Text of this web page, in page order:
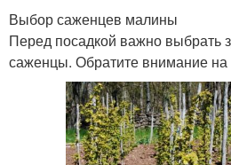
Выбор саженцев малины
Перед посадкой важно выбрать
саженцы. Обратите внимание